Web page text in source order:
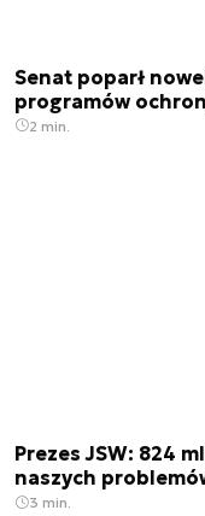
Senat poparł
programów
2 min.
Prezes JSW: 824
naszych
3 min.